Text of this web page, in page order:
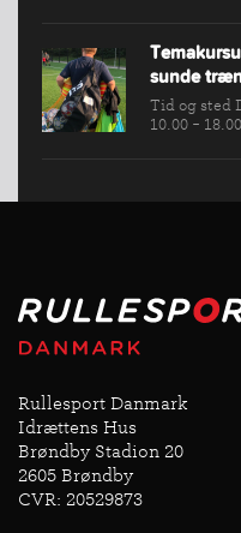
sunde
Tid og sted
10.00 -
Rullesport Danmark
Idrættens Hus
Brøndby Stadion 20
2605 Brøndby
CVR: 20529873